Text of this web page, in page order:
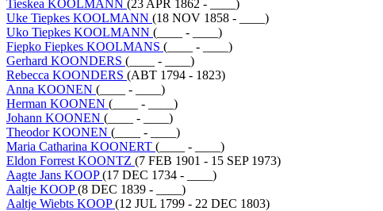
Tieskea KOOLMANN (23 APR 1862 - ____)
Uke Tiepkes KOOLMANN (18 NOV 1858 - ____)
Uko Tiepkes KOOLMANN (____ - ____)
Fiepko Fiepkes KOOLMANS (____ - ____)
Gerhard KOONDERS (____ - ____)
Rebecca KOONDERS (ABT 1794 - 1823)
Anna KOONEN (____ - ____)
Herman KOONEN (____ - ____)
Johann KOONEN (____ - ____)
Theodor KOONEN (____ - ____)
Maria Catharina KOONERT (____ - ____)
Eldon Forrest KOONTZ (7 FEB 1901 - 15 SEP 1973)
Aagte Jans KOOP(17 DEC 1734 - ____)
Aaltje KOOP(8 DEC 1839 - ____)
Aaltje Wiebts KOOP(12 JUL 1799 - 22 DEC 1803)